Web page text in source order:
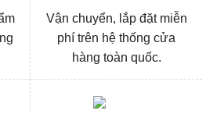
Vận chuyển, lắp đặt miễn
phí trên hệ thống cửa
hàng toàn quốc.